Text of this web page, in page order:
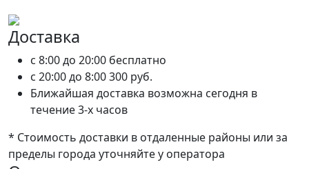
Доставка
c 8:00 до 20:00 бесплатно
c 20:00 до 8:00300 руб.
Ближайшая доставка возможна сегодня в
течение 3-х часов
* Стоимость доставки в отдаленные районы или за
пределы города уточняйте у оператора